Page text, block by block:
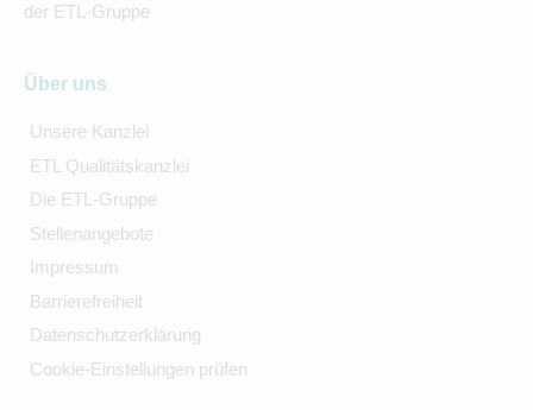
der ETL-Gruppe
Über uns
Unsere Kanzlei
ETL Qualitätskanzlei
Die ETL-Gruppe
Stellenangebote
Impressum
Barrierefreiheit
Datenschutzerklärung
Cookie-Einstellungen prüfen